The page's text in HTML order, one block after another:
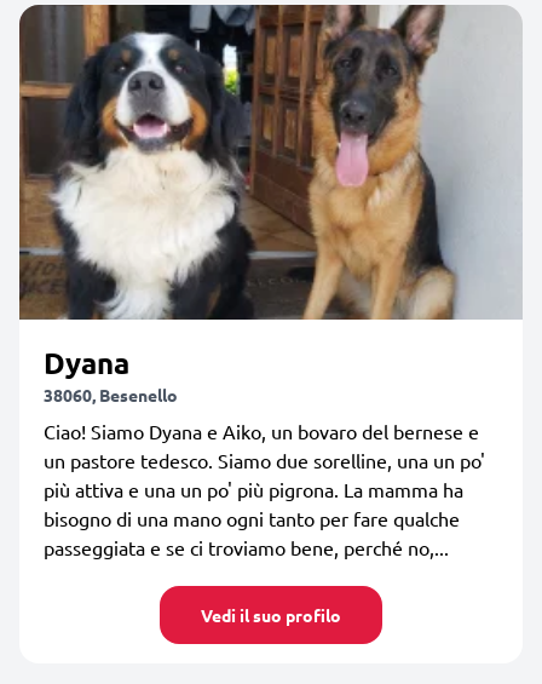
Dyana
38060, Besenello
Ciao! Siamo Dyana e Aiko, un bovaro del bernese e
un pastore tedesco. Siamo due sorelline, una un po'
più attiva e una un po' più pigrona. La mamma ha
bisogno di una mano ogni tanto per fare qualche
passeggiata e se ci troviamo bene, perché no,...
Vedi il suo profilo